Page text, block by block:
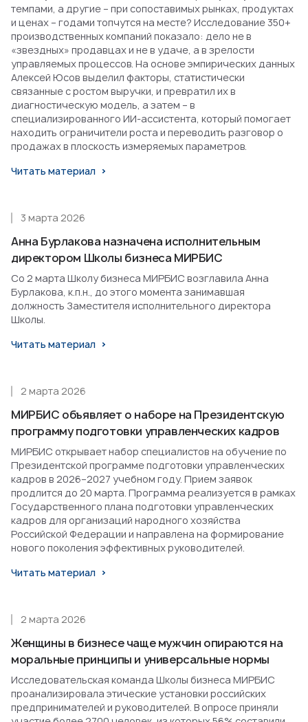
темпами, а другие – при сопоставимых рынках, продуктах
и ценах – годами топчутся на месте? Исследование 350+
производственных компаний показало: дело не в
«звездных» продавцах и не в удаче, а в зрелости
управляемых процессов. На основе эмпирических данных
Алексей Юсов выделил факторы, статистически
связанные с ростом выручки, и превратил их в
диагностическую модель, а затем – в
специализированного ИИ-ассистента, который помогает
находить ограничители роста и переводить разговор о
продажах в плоскость измеряемых параметров.
Читать материал
Анна Бурлакова назначена исполнительным
директором Школы бизнеса МИРБИС
3 марта 2026
Со 2 марта Школу бизнеса МИРБИС возглавила Анна
Бурлакова, к.п.н., до этого момента занимавшая
должность Заместителя исполнительного директора
Школы.
Читать материал
МИРБИС объявляет о наборе на Президентскую
программу подготовки управленческих кадров
2 марта 2026
МИРБИС открывает набор специалистов на обучение по
Президентской программе подготовки управленческих
кадров в 2026–2027 учебном году. Прием заявок
продлится до 20 марта. Программа реализуется в рамках
Государственного плана подготовки управленческих
кадров для организаций народного хозяйства
Российской Федерации и направлена на формирование
нового поколения эффективных руководителей.
Читать материал
Женщины в бизнесе чаще мужчин опираются на
моральные принципы и универсальные нормы
2 марта 2026
Исследовательская команда Школы бизнеса МИРБИС
проанализировала этические установки российских
предпринимателей и руководителей. В опросе приняли